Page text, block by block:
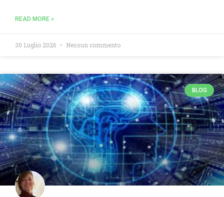
READ MORE »
30 Luglio 2026 Nessun commento
BLOG